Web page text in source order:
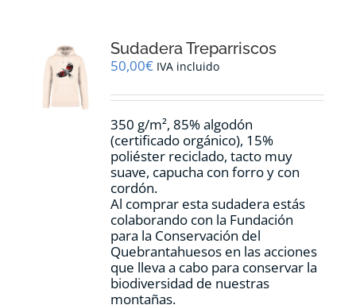
se
pueden
en
página
de
producto
Sudadera Treparriscos
50,00€ IVA incluido
350 g/m², 85% algodón
(certificado orgánico), 15%
poliéster reciclado, tacto muy
suave, capucha con forro y con
cordón.
Al comprar esta sudadera estás
colaborando con la Fundación
para la Conservación del
Quebrantahuesos en las acciones
que lleva a cabo para conservar la
biodiversidad de nuestras
montañas.